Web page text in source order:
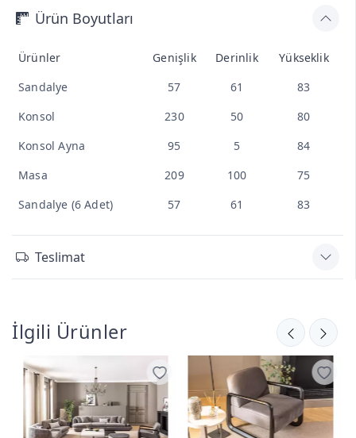
Ürün Boyutları
Ürünler Genişlik Derinlik
Yükseklik
Sandalye
57 61
83
Konsol
230 50
80
Konsol Ayna
95 5
84
Masa
209 100
75
Sandalye (6 Adet)
57 61 83
Teslimat
İlgili Ürünler